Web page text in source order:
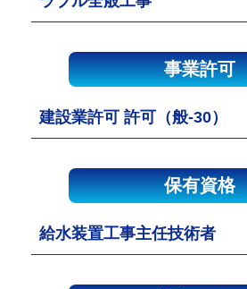
事業許可
建設業許可 許可（般-30）
保有資格
給水装置工事主任技術者